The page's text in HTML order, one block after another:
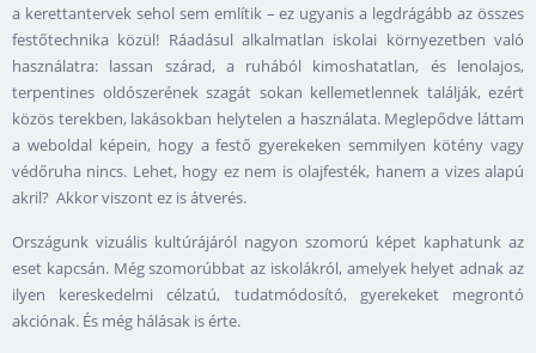
a kerettantervek sehol sem említik – ez ugyanis a legdrágább az összes
festőtechnika közül! Ráadásul alkalmatlan iskolai környezetben való
használatra: lassan szárad, a ruhából kimoshatatlan, és lenolajos,
terpentines oldószerének szagát sokan kellemetlennek találják, ezért
közös terekben, lakásokban helytelen a használata. Meglepődve láttam
a weboldal képein, hogy a festő gyerekeken semmilyen kötény vagy
védőruha nincs. Lehet, hogy ez nem is olajfesték, hanem a vizes alapú
akril? Akkor viszont ez is átverés.
Országunk vizuális kultúrájáról nagyon szomorú képet kaphatunk az
eset kapcsán. Még szomorúbbat az iskolákról, amelyek helyet adnak az
ilyen kereskedelmi célzatú, tudatmódosító, gyerekeket megrontó
akciónak. És még hálásak is érte.